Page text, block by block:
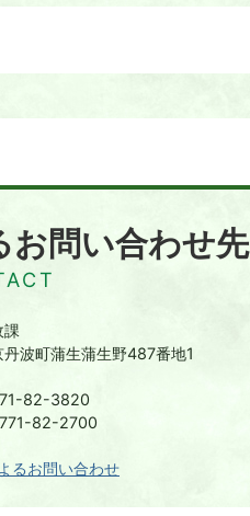
お問い合わせ先
課
波町蒲生蒲生野487番地1
82-3820
82-2700
るお問い合わせ